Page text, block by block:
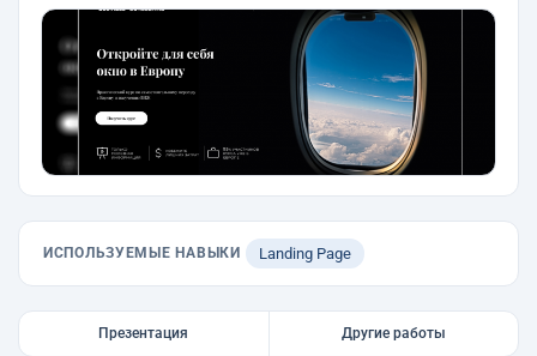
ИСПОЛЬЗУЕМЫЕ НАВЫКИ Landing Page
Презентация Другие работы